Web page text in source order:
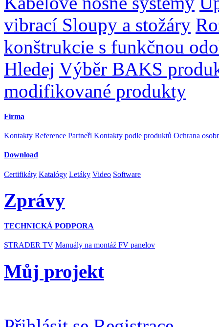
vibrací Sloupy a stožáry
konštrukcie s funkčnou
Hledej Výběr BAKS
modifikované produkty
Firma
Kontakty Reference Partneři Kontakty podle produktů Ochrana
Download
Certifikáty Katalógy Letáky Video Software
Zprávy
TECHNICKÁ PODPORA
STRADER TV Manuály na montáž FV panelov
Můj projekt